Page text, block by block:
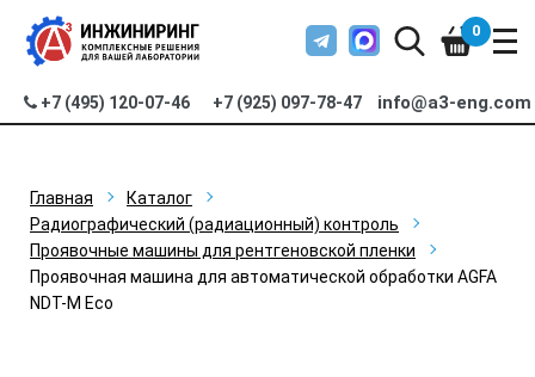
+7 (495) 120-07-46 +7 (925) 097-78-47 info@a3-eng.com
0
Главная
Каталог
Радиографический (радиационный) контроль
Проявочные машины для рентгеновской пленки
Проявочная машина для автоматической обработки AGFA
NDT-M Eco